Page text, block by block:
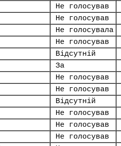
Не голосував
Не голосував
Не голосувала
Не голосував
Відсутній
За
Не голосував
Не голосував
Відсутній
Не голосував
Не голосував
Не голосував